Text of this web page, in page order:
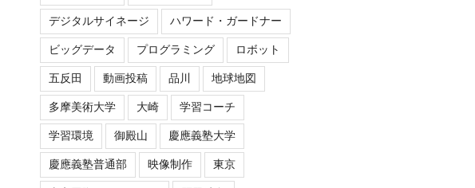
デジタルサイネージ ハワード・ガードナー
ビッグデータ プログラミング ロボット
五反田 動画投稿 品川 地球地図
多摩美術大学 大崎 学習コーチ
学習環境 御殿山 慶應義塾大学
慶應義塾普通部 映像制作 東京